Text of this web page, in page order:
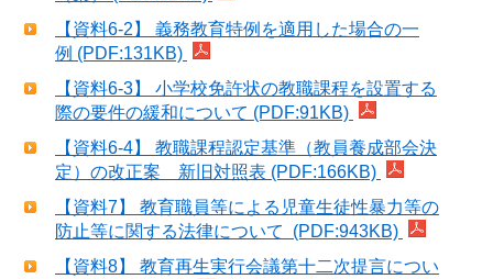
【資料6-2】 義務教育特例を適用した場合の一
例 (PDF:131KB)
【資料6-3】 小学校免許状の教職課程を設置する
際の要件の緩和について (PDF:91KB)
【資料6-4】 教職課程認定基準（教員養成部会決
定）の改正案 新旧対照表 (PDF:166KB)
【資料7】 教育職員等による児童生徒性暴力等の
防止等に関する法律について (PDF:943KB)
【資料8】 教育再生実行会議第十二次提言につい